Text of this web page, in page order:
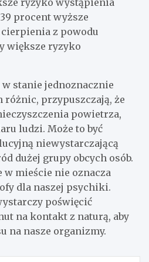
procent wyższe
z powodu
większe ryzyko
stanie jednoznacznie
przypuszczają, że
powietrza,
ludzi. Może to być
niewystarczającą
dużej grupy obcych osób.
mieście nie oznacza
dla naszej psychiki.
poświęcić
na kontakt z naturą, aby
na nasze organizmy.